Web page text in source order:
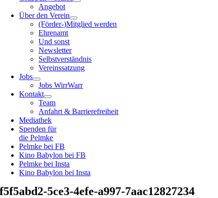
Angebot
Über den Verein
(Förder-)Mitglied werden
Ehrenamt
Und sonst
Newsletter
Selbstverständnis
Vereinssatzung
Jobs
Jobs WirrWarr
Kontakt
Team
Anfahrt & Barrierefreiheit
Mediathek
Spenden für
die Pelmke
Pelmke bei FB
Kino Babylon bei FB
Pelmke bei Insta
Kino Babylon bei Insta
f5f5abd2-5ce3-4efe-a997-7aac12827234